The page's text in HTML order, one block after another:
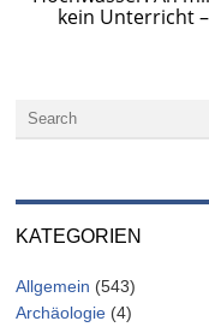
kein Unterricht
KATEGORIEN
Allgemein (543)
Archäologie (4)